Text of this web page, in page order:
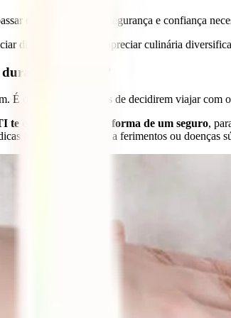
em família, com a segurança e confiança
diferentes culturas, apreciar culinária
a viagem?
É o maior receio antes de decidirem viajar com
te entrega paz, sob a forma de um seguro,
fora do país devido a ferimentos ou doenças